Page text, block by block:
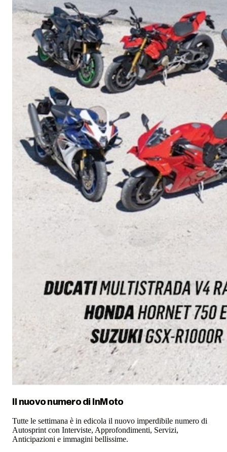
Il nuovo numero di InMoto
Tutte le settimana è in edicola il nuovo imperdibile numero di
Autosprint con Interviste, Approfondimenti, Servizi,
Anticipazioni e immagini bellissime.